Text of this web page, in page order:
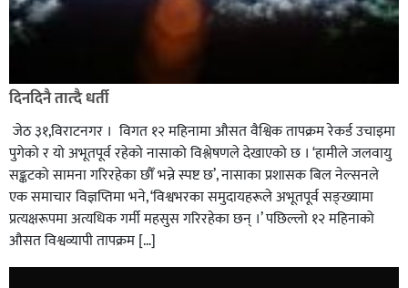
दिनदिनै तात्दै धर्ती
जेठ ३१,विराटनगर । विगत १२ महिनामा औसत वैश्विक तापक्रम रेकर्ड उचाइमा
पुगेको र यो अभूतपूर्व रहेको नासाको विश्लेषणले देखाएको छ । ‘हामीले जलवायु
सङ्कटको सामना गरिरहेका छौँ भन्ने स्पष्ट छ’, नासाका प्रशासक बिल नेल्सनले
एक समाचार विज्ञप्तिमा भने, ‘विश्वभरका समुदायहरूले अभूतपूर्व सङ्ख्यामा
प्रत्यक्षरूपमा अत्यधिक गर्मी महसुस गरिरहेका छन् ।’ पछिल्लो १२ महिनाको
औसत विश्वव्यापी तापक्रम […]